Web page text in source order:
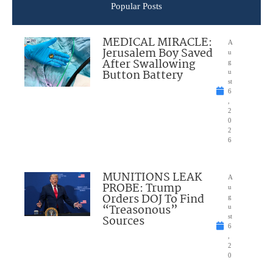
Popular Posts
MEDICAL MIRACLE:
Jerusalem Boy Saved
After Swallowing
Button Battery
A
u
g
u
st
6
2
0
2
6
MUNITIONS LEAK
PROBE: Trump
Orders DOJ To Find
“Treasonous”
Sources
A
u
g
u
st
6
2
0